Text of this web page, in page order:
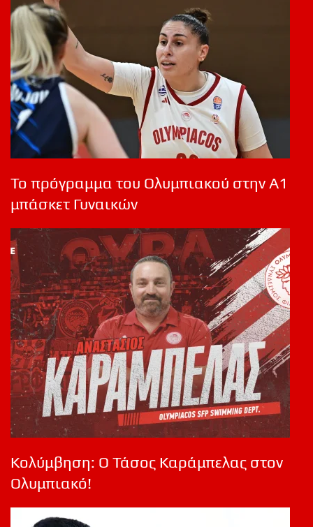
Το πρόγραμμα του Ολυμπιακού στην Α1
μπάσκετ Γυναικών
Κολύμβηση: Ο Τάσος Καράμπελας στον
Ολυμπιακό!